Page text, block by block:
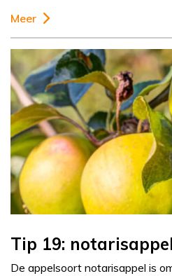
Meer
Tip 19: notarisappel
De appelsoort notarisappel is